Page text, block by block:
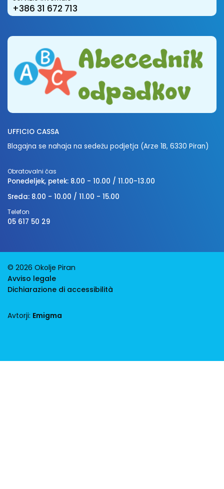
+386 31 672 713
UFFICIO CASSA
Blagajna se nahaja na sedežu podjetja (Arze 1B, 6330 Piran)
Obratovalni čas
Ponedeljek, petek: 8.00 - 10.00 / 11.00-13.00
Sreda: 8.00 - 10.00 / 11.00 - 15.00
Telefon
05 617 50 29
© 2026 Okolje Piran
Avviso legale
Dichiarazione di accessibilità
Avtorji: Emigma